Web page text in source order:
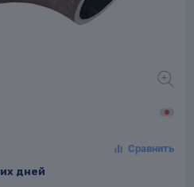
дней